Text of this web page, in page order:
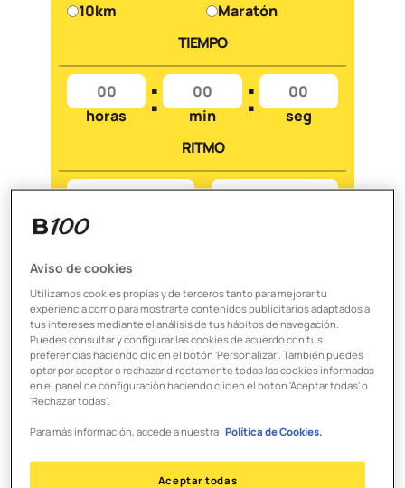
10km
Maratón
TIEMPO
horas : min :
seg
RITMO
:
CALCULAR RITMO
BORRAR DATOS
Aviso de cookies
Utilizamos cookies propias y de terceros tanto para mejorar tu
experiencia como para mostrarte contenidos publicitarios adaptados a
tus intereses mediante el análisis de tus hábitos de navegación.
Puedes consultar y configurar las cookies de acuerdo con tus
preferencias haciendo clic en el botón 'Personalizar'. También puedes
optar por aceptar o rechazar directamente todas las cookies informadas
en el panel de configuración haciendo clic en el botón 'Aceptar todas' o
'Rechazar todas'.
Para más información, accede a nuestra Política de Cookies.
Aceptar todas